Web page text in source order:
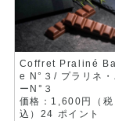
Coffret Praliné
e N°３/ プラリネ
ーN°３
価格：1,600円（税
込）24 ポイント